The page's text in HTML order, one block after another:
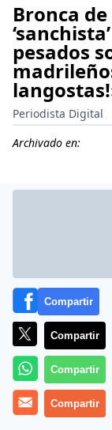
Bronca
pesados
Periodista Digital
Archivado en:
Ana Rosa
aguantando
Compartir
Compartir
Compartir
Compartir